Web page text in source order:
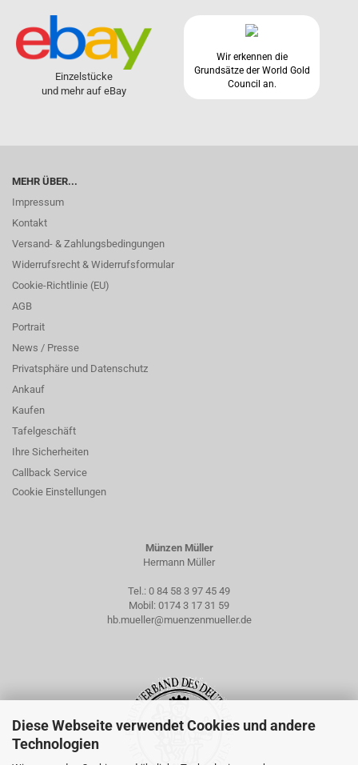
Diese Webseite verwendet Cookies und andere
Technologien
Einzelstücke
und mehr auf eBay
Wir erkennen die
Grundsätze der World Gold
Council an.
MEHR ÜBER...
Impressum
Kontakt
Versand- & Zahlungsbedingungen
Widerrufsrecht & Widerrufsformular
Cookie-Richtlinie (EU)
AGB
Portrait
News / Presse
Privatsphäre und Datenschutz
Ankauf
Kaufen
Tafelgeschäft
Ihre Sicherheiten
Callback Service
Cookie Einstellungen
Münzen Müller
Hermann Müller
Tel.: 0 84 58 3 97 45 49
Mobil: 0174 3 17 31 59
hb.mueller@muenzenmueller.de